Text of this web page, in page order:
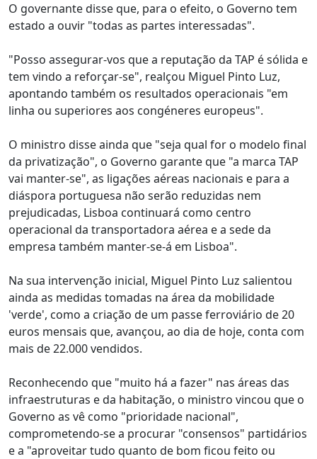
O governante disse que, para o efeito, o Governo tem
estado a ouvir "todas as partes interessadas".
"Posso assegurar-vos que a reputação da TAP é sólida e
tem vindo a reforçar-se", realçou Miguel Pinto Luz,
apontando também os resultados operacionais "em
linha ou superiores aos congéneres europeus".
O ministro disse ainda que "seja qual for o modelo final
da privatização", o Governo garante que "a marca TAP
vai manter-se", as ligações aéreas nacionais e para a
diáspora portuguesa não serão reduzidas nem
prejudicadas, Lisboa continuará como centro
operacional da transportadora aérea e a sede da
empresa também manter-se-á em Lisboa".
Na sua intervenção inicial, Miguel Pinto Luz salientou
ainda as medidas tomadas na área da mobilidade
'verde', como a criação de um passe ferroviário de 20
euros mensais que, avançou, ao dia de hoje, conta com
mais de 22.000 vendidos.
Reconhecendo que "muito há a fazer" nas áreas das
infraestruturas e da habitação, o ministro vincou que o
Governo as vê como "prioridade nacional",
comprometendo-se a procurar "consensos" partidários
e a "aproveitar tudo quanto de bom ficou feito ou